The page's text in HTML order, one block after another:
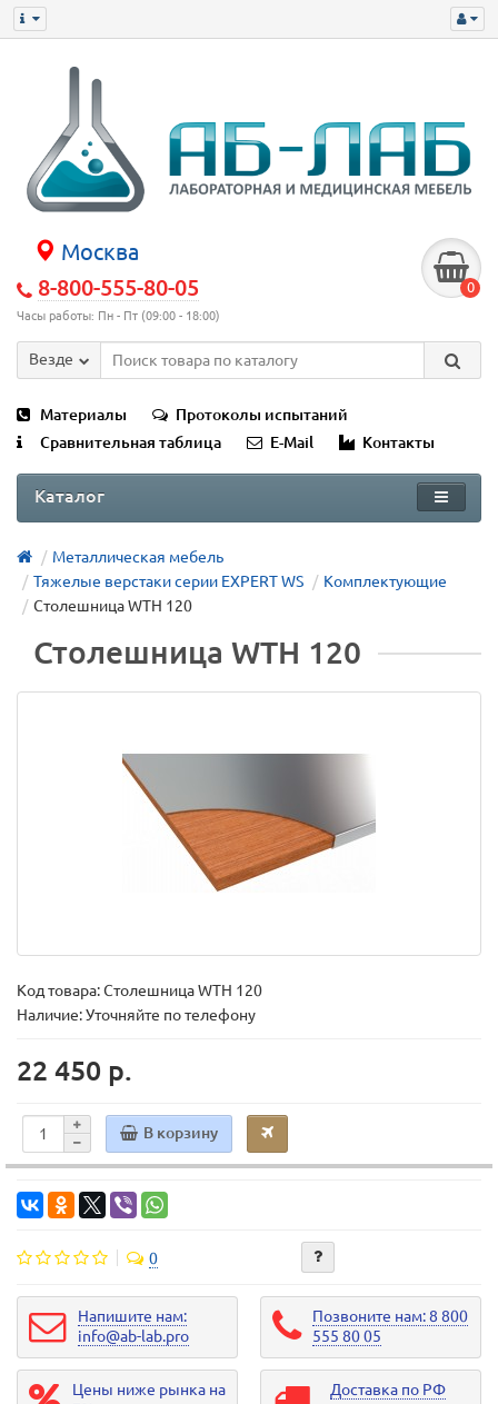
Москва
8-800-555-80-05
Часы работы: Пн - Пт (09:00 - 18:00)
0
Везде
Материалы
Протоколы испытаний
Сравнительная таблица
E-Mail Контакты
Каталог
Металлическая мебель
Тяжелые верстаки серии EXPERT WS
Комплектующие
Столешница WTH 120
Столешница WTH 120
Код товара:Столешница WTH 120
Наличие: Уточняйте по телефону
22 450 р.
В корзину
0
Напишите нам:
info@ab-lab.pro
Позвоните нам: 8 800
555 80 05
Цены ниже рынка на
Доставка по РФ